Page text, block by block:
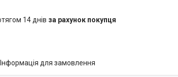
14 днів за рахунок покупця
Інформація для замовлення